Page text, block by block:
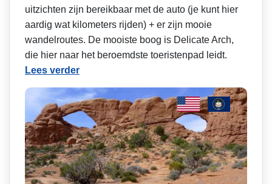
uitzichten zijn bereikbaar met de auto (je kunt hier
aardig wat kilometers rijden) + er zijn mooie
wandelroutes. De mooiste boog is Delicate Arch,
die hier naar het beroemdste toeristenpad leidt.
Lees verder